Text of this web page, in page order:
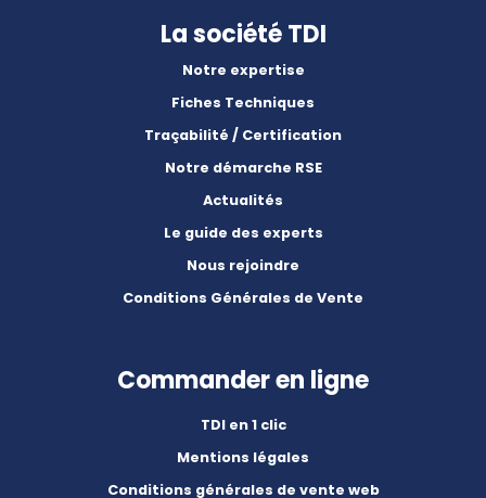
La société TDI
Notre expertise
Fiches Techniques
Traçabilité / Certification
Notre démarche RSE
Actualités
Le guide des experts
Nous rejoindre
Conditions Générales de Vente
Commander en ligne
TDI en 1 clic
Mentions légales
Conditions générales de vente web